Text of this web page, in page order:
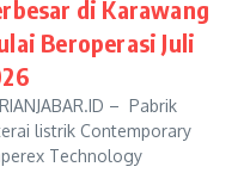
di Karawang
Beroperasi Juli
– Pabrik
listrik Contemporary
Technology